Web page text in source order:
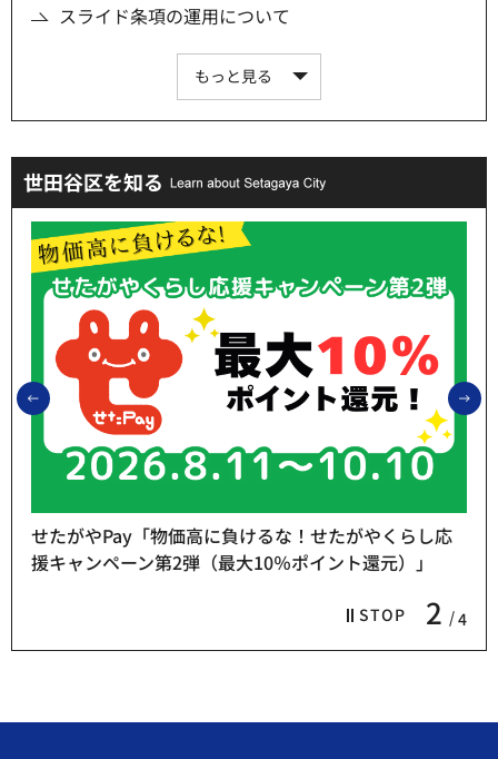
スライド条項の運用について
もっと見る
世田谷区を知る
前のスライドを表示
STOP 2 4
せたがやPay「物価高に負けるな！せたがやくらし応
援キャンペーン第2弾（最大10％ポイント還元）」